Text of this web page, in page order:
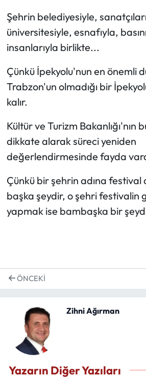
Şehrin belediyesiyle,
üniversitesiyle, esnafıyla,
insanlarıyla birlikte...
Çünkü İpekyolu'nun en önemli
Trabzon'un olmadığı bir
kalır.
Kültür ve Turizm Bakanlığı'nın
dikkate alarak süreci yeniden
değerlendirmesinde fayda
Çünkü bir şehrin adına festival
başka şeydir, o şehri festivalin
yapmak ise bambaşka bir
ÖNCEKI
Zihni Ağırman
Yazarın Diğer Yazıları